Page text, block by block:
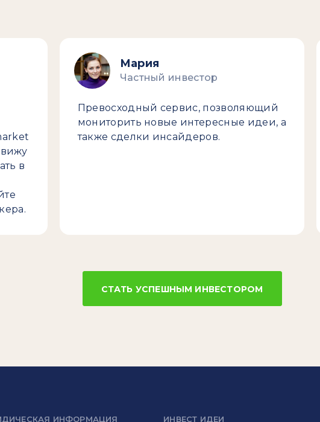
в
Мария
Частный инвестор
Превосходный сервис, позволяющий
мониторить новые интересные идеи, а
также сделки инсайдеров.
СТАТЬ УСПЕШНЫМ ИНВЕСТОРОМ
ИНФОРМАЦИЯ ИНВЕСТ ИДЕИ